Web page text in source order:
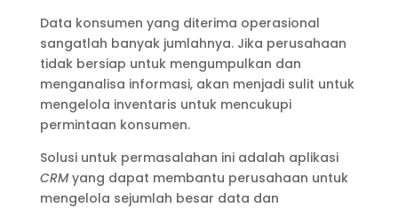
Data konsumen yang diterima operasional
sangatlah banyak jumlahnya. Jika perusahaan
tidak bersiap untuk mengumpulkan dan
menganalisa informasi, akan menjadi sulit untuk
mengelola inventaris untuk mencukupi
permintaan konsumen.
Solusi untuk permasalahan ini adalah aplikasi
CRMyang dapat membantu perusahaan untuk
mengelola sejumlah besar data dan